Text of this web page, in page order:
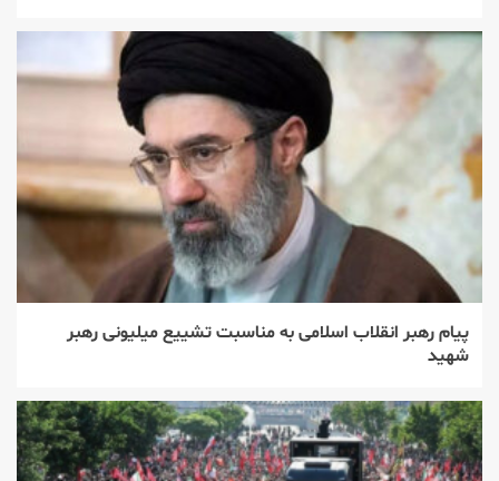
پیام رهبر انقلاب اسلامی به مناسبت تشییع میلیونی رهبر
شهید